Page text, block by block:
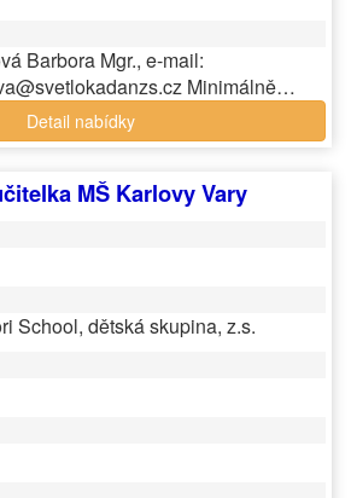
Barbora Mgr., e-mail:
Minimálně…
Detail nabídky
MŠ Karlovy Vary
School, dětská skupina, z.s.